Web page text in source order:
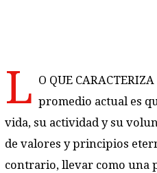
L O QUE
promedio actual es
vida, su actividad y su
de valores y principios
contrario, llevar como una